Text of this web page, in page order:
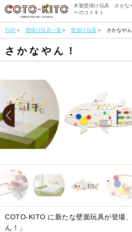
木製壁掛け玩具 さかな
ーのコトキト
TOP 壁掛け玩具一覧 壁掛け玩具 さかなやん
さかなやん！
COTO-KITO に新たな壁面玩具が登場
ん！」